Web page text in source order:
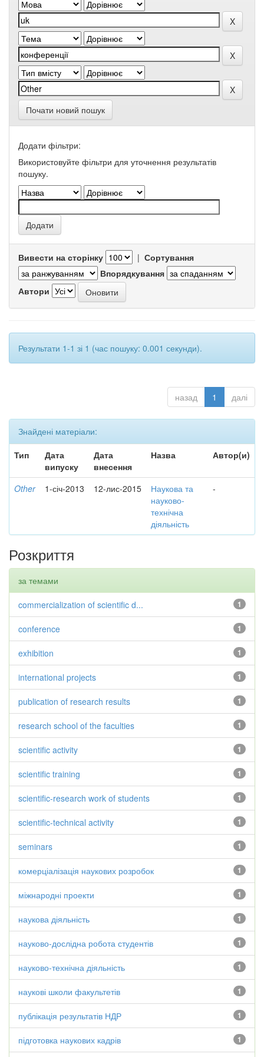
Почати новий пошук
Додати фільтри:
Використовуйте фільтри для уточнення результатів
пошуку.
Вивести на сторінку | Сортування
Впорядкування
Автори
Результати 1-1 зі 1 (час пошуку: 0.001 секунди).
назад 1 далі
Знайдені матеріали:
Тип
Дата
випуску
Дата
внесення
Назва Автор(и)
Other 1-січ-2013 12-лис-2015
Наукова та
науково-
технічна
діяльність
-
Розкриття
за темами
1
commercialization of scientific d...
1
conference
1
exhibition
1
international projects
1
publication of research results
1
research school of the faculties
1
scientific activity
1
scientific training
1
scientific-research work of students
1
scientific-technical activity
1
seminars
1
комерціалізація наукових розробок
1
міжнародні проекти
1
наукова діяльність
1
науково-дослідна робота студентів
1
науково-технічна діяльність
1
наукові школи факультетів
1
публікація результатів НДР
1
підготовка наукових кадрів